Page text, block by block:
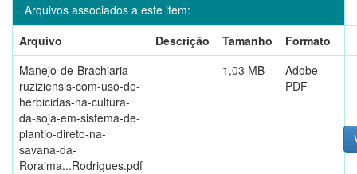
Arquivos associados a este item:
Arquivo
Descrição Tamanho
Formato
Manejo-de-Brachiaria-
ruziziensis-com-uso-de-
herbicidas-na-cultura-
da-soja-em-sistema-de-
plantio-direto-na-
savana-da-
Roraima...Rodrigues.pdf
1,03 MB
Adobe
PDF